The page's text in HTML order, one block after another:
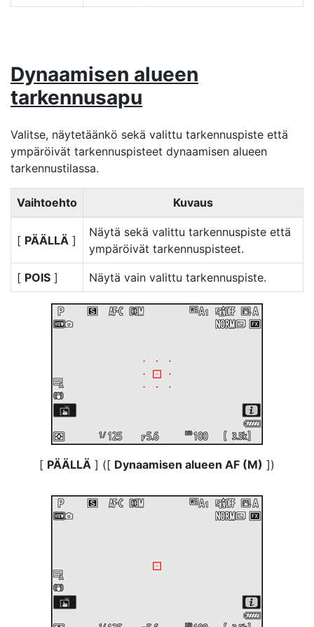
Dynaamisen alueen
tarkennusapu
Valitse, näytetäänkö sekä valittu tarkennuspiste että
ympäröivät tarkennuspisteet dynaamisen alueen
tarkennustilassa.
Vaihtoehto Kuvaus
[ PÄÄLLÄ ]
Näytä sekä valittu tarkennuspiste että
ympäröivät tarkennuspisteet.
[ POIS ] Näytä vain valittu tarkennuspiste.
[ PÄÄLLÄ ] ([ Dynaamisen alueen AF (M) ])